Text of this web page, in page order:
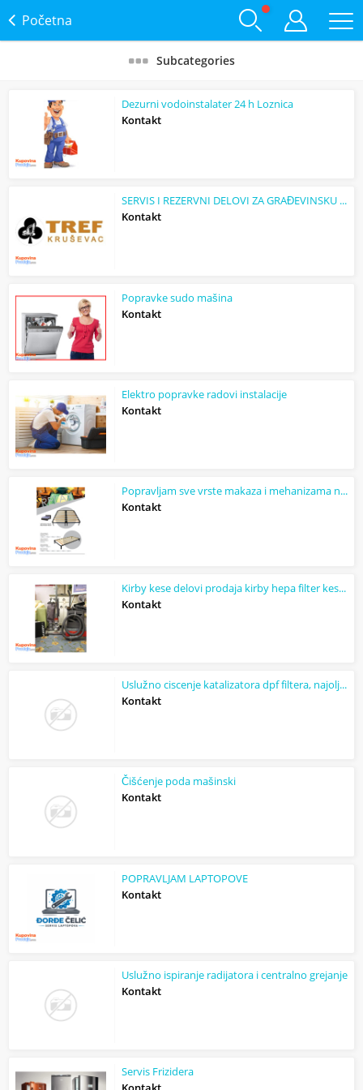
Početna
Subcategories
Dezurni vodoinstalater 24 h Loznica
Kontakt
SERVIS I REZERVNI DELOVI ZA GRAĐEVINSKU MEHANIZACIJU
Kontakt
Popravke sudo mašina
Kontakt
Elektro popravke radovi instalacije
Kontakt
Popravljam sve vrste makaza i mehanizama na krevetima, dvosedima i trosedima
Kontakt
Kirby kese delovi prodaja kirby hepa filter kese servis
Kontakt
Uslužno ciscenje katalizatora dpf filtera, najolje u Srbiji, mogućnost slanja fi...
Kontakt
Čišćenje poda mašinski
Kontakt
POPRAVLJAM LAPTOPOVE
Kontakt
Uslužno ispiranje radijatora i centralno grejanje
Kontakt
Servis Frizidera